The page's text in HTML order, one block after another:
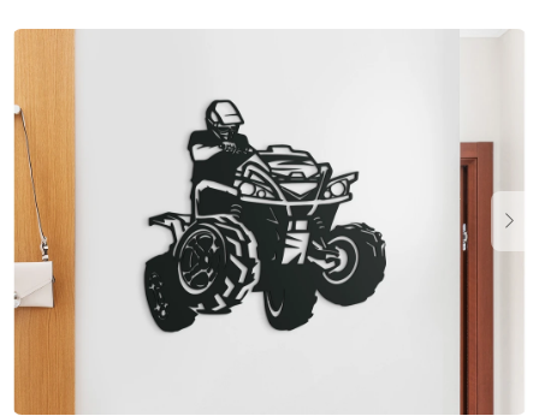
Produktbewertung
von
5
Sternen.